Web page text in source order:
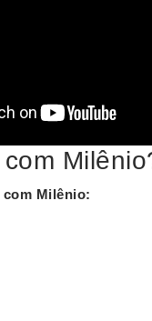
com Milênio: